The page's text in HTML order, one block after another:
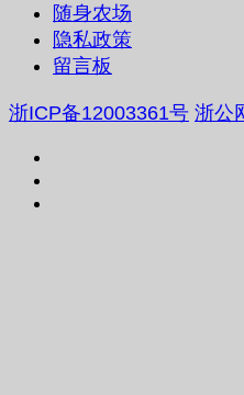
随身农场
隐私政策
留言板
浙ICP备12003361号 浙公